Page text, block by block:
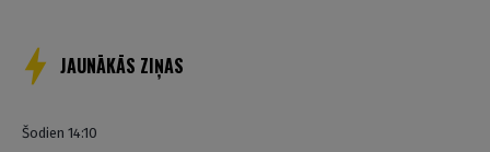
JAUNĀKĀS ZIŅAS
Šodien 14:10